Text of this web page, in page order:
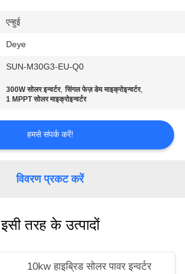
एन्हुई
Deye
SUN-M30G3-EU-Q0
300W सोलर इन्वर्टर,सिंगल फेज़ डेय माइक्रोइन्वर्टर,
1 MPPT सोलर माइक्रोइन्वर्टर
हमसे संपर्क करें!
विवरण प्रकट करें
इसी तरह के उत्पादों
10kw हाइब्रिड सोलर पावर इन्वर्टर